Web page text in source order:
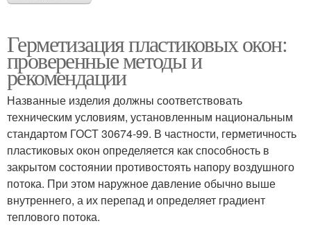
Герметизация пластиковых окон:
проверенные методы и
рекомендации
Названные изделия должны соответствовать
техническим условиям, установленным национальным
стандартом ГОСТ 30674-99. В частности, герметичность
пластиковых окон определяется как способность в
закрытом состоянии противостоять напору воздушного
потока. При этом наружное давление обычно выше
внутреннего, а их перепад и определяет градиент
теплового потока.